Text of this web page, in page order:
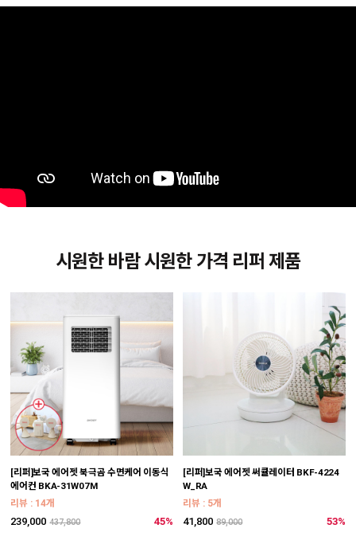
시원한 바람 시원한 가격 리퍼 제품
[리퍼]보국 에어젯 북극곰 수면케어 이동식
에어컨 BKA-31W07M
리뷰 : 14개
239,000 437,800 45%
[리퍼]보국 에어젯 써큘레이터 BKF-4224
W_RA
리뷰 : 5개
41,800 89,000 53%